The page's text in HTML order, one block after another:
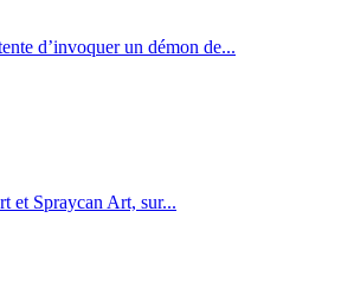
d’invoquer un démon de...
et Spraycan Art, sur...